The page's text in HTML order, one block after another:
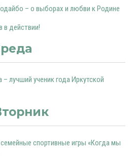
– о выборах и любви к Родине
в действии!
лучший ученик года Иркутской
спортивные игры «Когда мы